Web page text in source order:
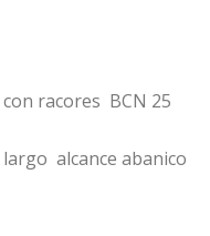
racores BCN 25
alcance abanico